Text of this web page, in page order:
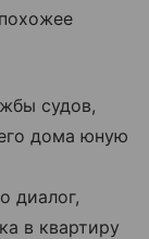
судов,
дома юную
диалог,
в квартиру